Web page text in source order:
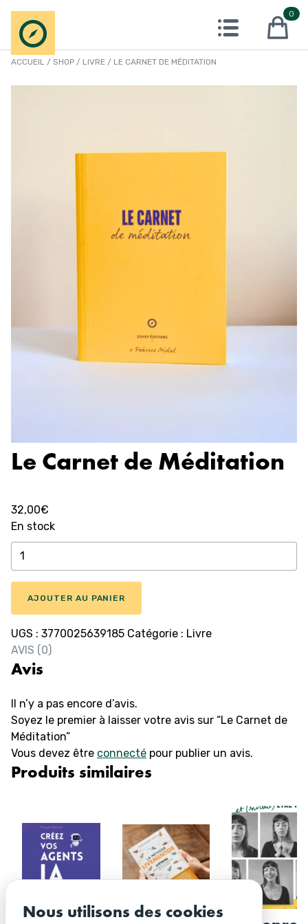
contenu
Open menu
0
ACCUEIL / SHOP / LIVRE / LE CARNET DE MÉDITATION
Le Carnet de Méditation
32,00€
En stock
Carnet
AJOUTER AU PANIER
UGS : 3770025639185 Catégorie : Livre
AVIS (0)
Avis
Il n’y a pas encore d’avis.
Soyez le premier à laisser votre avis sur “Le Carnet de
Méditation”
Vous devez être connecté pour publier un avis.
Produits similaires
Livre –
Nous utilisons des cookies